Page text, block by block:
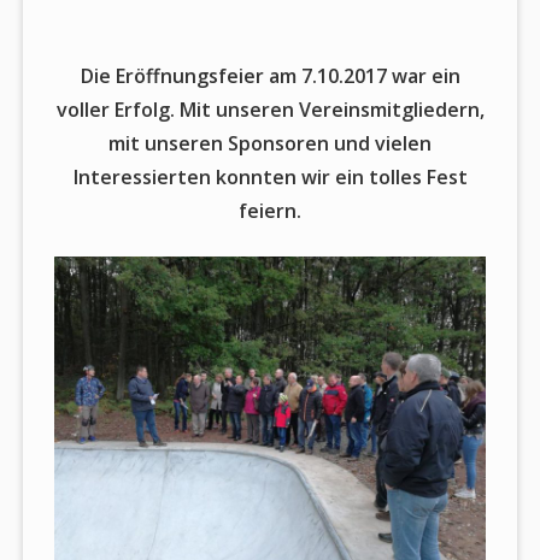
Die Eröffnungsfeier am 7.10.2017 war ein
voller Erfolg. Mit unseren Vereinsmitgliedern,
mit unseren Sponsoren und vielen
Interessierten konnten wir ein tolles Fest
feiern.